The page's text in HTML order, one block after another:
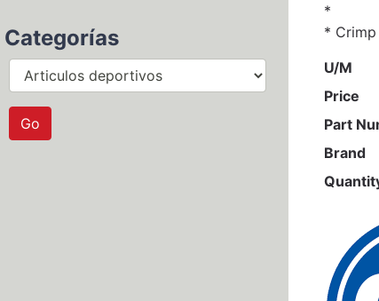
Categorías
*
*
U/M
Price
Part
Brand